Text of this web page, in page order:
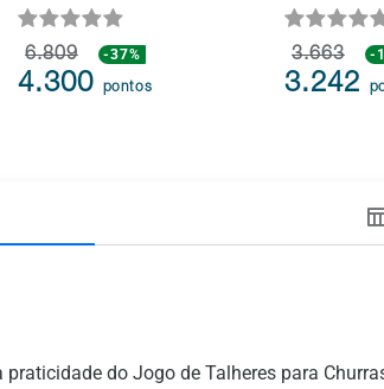
6.809 -37%
4.300 pontos
3.663 -
3.242
do Jogo de Talheres para